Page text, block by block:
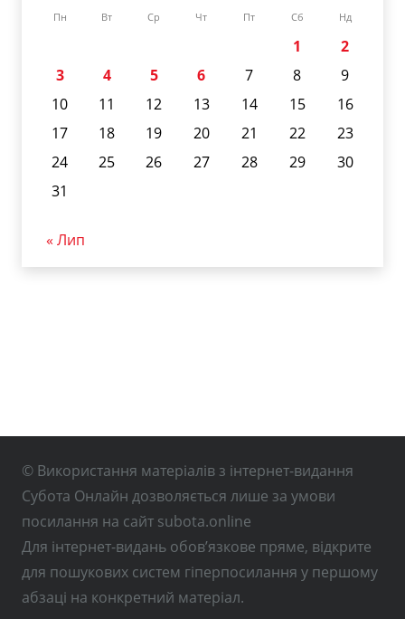
Пн Вт Ср Чт Пт Сб Нд
1
2
3
4 5 6 7 8
9
10
11 12 13 14 15
16
17
18 19 20 21 22
23
24
25 26 27 28 29
30
31
« Лип
© Використання матеріалів з інтернет-видання
Субота Онлайн дозволяється лише за умови
посилання на сайт subota.online
Для інтернет-видань обов’язкове пряме, відкрите
для пошукових систем гіперпосилання у першому
абзаці на конкретний матеріал.